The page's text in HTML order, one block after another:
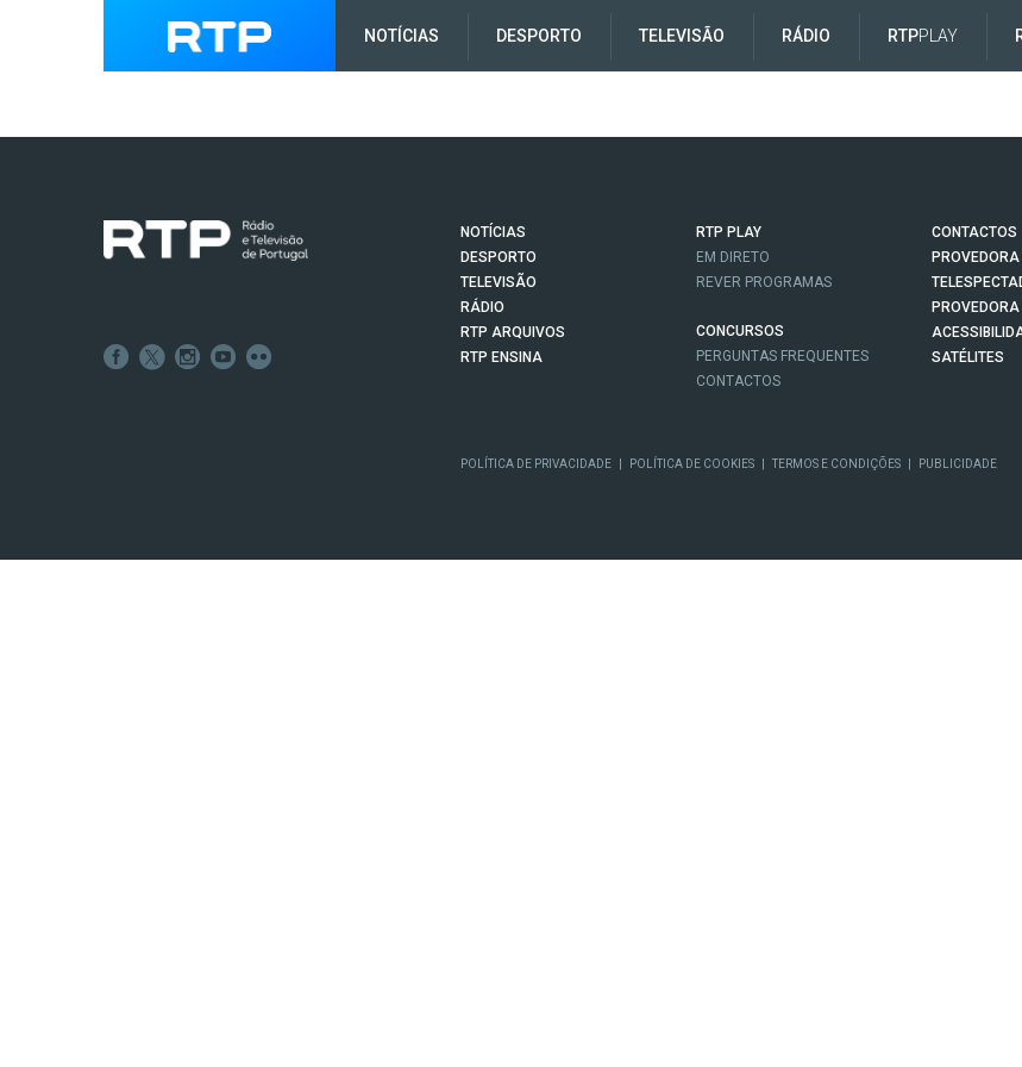
NOTÍCIAS DESPORTO TELEVISÃO RÁDIO RTPPLAY
NOTÍCIAS
DESPORTO
TELEVISÃO
RÁDIO
RTP ARQUIVOS
RTP ENSINA
RTP PLAY
EM DIRETO
REVER PROGRAMAS
CONCURSOS
PERGUNTAS FREQUENTES
CONTACTOS
CONTACTOS
PROVEDORA
SATÉLITES
POLÍTICA DE PRIVACIDADE POLÍTICA DE COOKIES TERMOS E CONDIÇÕES PUBLICIDADE